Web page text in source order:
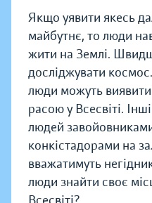
Якщо уявити якесь
майбутнє, то люди
жити на Землі.
досліджувати
люди можуть
расою у Всесвіті.
людей
конкістадорами на
вважатимуть
люди знайти своє